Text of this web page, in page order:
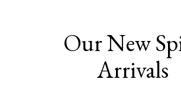
Our New
Arrivals